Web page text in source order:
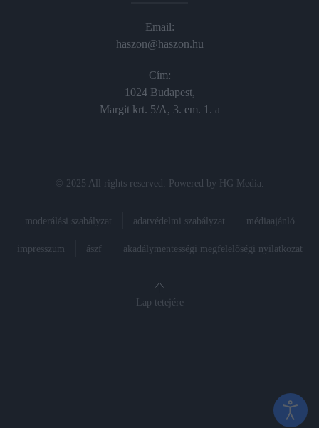
Email:
haszon@haszon.hu
Cím:
1024 Budapest,
Margit krt. 5/A, 3. em. 1. a
© 2025 All rights reserved. Powered by HG Media
moderálási szabályzat adatvédelmi szabályzat médiaajánló
impresszum ászf akadálymentességi megfelelőségi nyilatkozat
Lap tetejére